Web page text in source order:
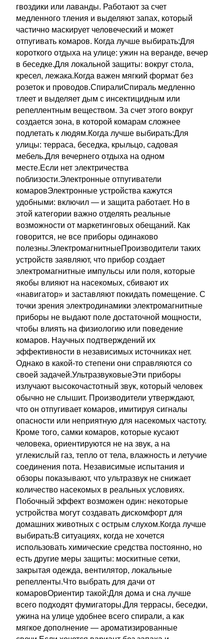
гвоздики или лаванды. Работают за счет
медленного тления и выделяют запах, который
частично маскирует человеческий и может
отпугивать комаров. Когда лучше выбирать:Для
короткого отдыха на улице: ужин на веранде, вечер
в беседке.Для локальной защиты: вокруг стола,
кресел, лежака.Когда важен мягкий формат без
розеток и проводов.СпиралиСпираль медленно
тлеет и выделяет дым с инсектицидным или
репеллентным веществом. За счет этого вокруг
создается зона, в которой комарам сложнее
подлетать к людям.Когда лучше выбирать:Для
улицы: терраса, беседка, крыльцо, садовая
мебель.Для вечернего отдыха на одном
месте.Если нет электричества
поблизости.Электронные отпугиватели
комаровЭлектронные устройства кажутся
удобными: включил — и защита работает. Но в
этой категории важно отделять реальные
возможности от маркетинговых обещаний. Как
говорится, не все приборы одинаково
полезны.ЭлектромагнитныеПроизводители таких
устройств заявляют, что прибор создает
электромагнитные импульсы или поля, которые
якобы влияют на насекомых, сбивают их
«навигатор» и заставляют покидать помещение. С
точки зрения электродинамики электромагнитные
приборы не выдают поле достаточной мощности,
чтобы влиять на физиологию или поведение
комаров. Научных подтверждений их
эффективности в независимых источниках нет.
Однако в какой-то степени они справляются со
своей задачей.УльтразвуковыеЭти приборы
излучают высокочастотный звук, который человек
обычно не слышит. Производители утверждают,
что он отпугивает комаров, имитируя сигналы
опасности или неприятную для насекомых частоту.
Кроме того, самки комаров, которые кусают
человека, ориентируются не на звук, а на
углекислый газ, тепло от тела, влажность и летучие
соединения пота. Независимые испытания и
обзоры показывают, что ультразвук не снижает
количество насекомых в реальных условиях.
Побочный эффект возможен один: некоторые
устройства могут создавать дискомфорт для
домашних животных с острым слухом.Когда лучше
выбирать:В ситуациях, когда не хочется
использовать химические средства постоянно, но
есть другие меры защиты: москитные сетки,
закрытая одежда, вентилятор, локальные
репелленты.Что выбрать для дачи от
комаровОриентир такой:Для дома и сна лучше
всего подходят фумигаторы.Для террасы, беседки,
ужина на улице удобнее всего спирали, а как
мягкое дополнение — ароматизированные